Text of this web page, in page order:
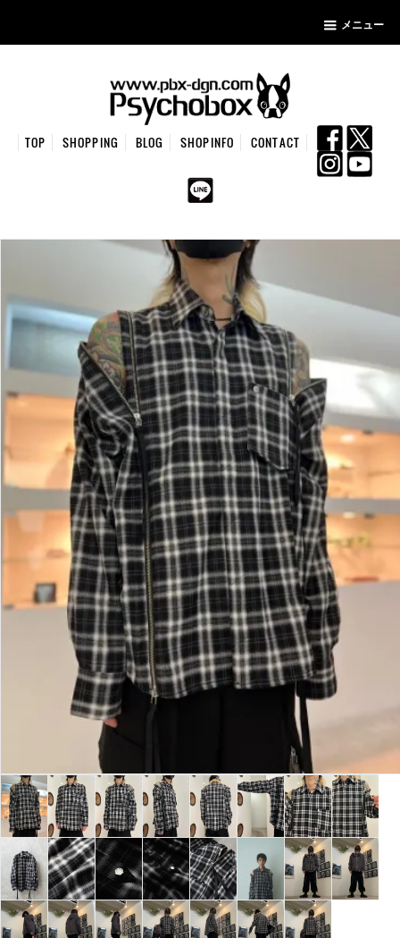
メニュー
TOP SHOPPING BLOG SHOPINFO CONTACT